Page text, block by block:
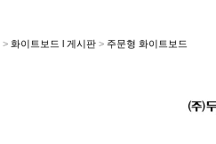
> 화이트보드 l 게시판 > 주문형 화이트보드